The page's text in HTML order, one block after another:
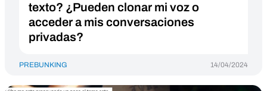
texto? ¿Pueden clonar mi voz o
acceder a mis conversaciones
privadas?
PREBUNKING 14/04/2024